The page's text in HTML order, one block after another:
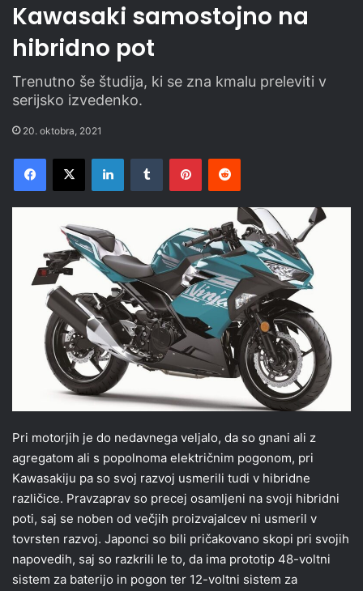
Kawasaki samostojno na
hibridno pot
Trenutno še študija, ki se zna kmalu preleviti v
serijsko izvedenko.
20. oktobra, 2021
Facebook
X LinkedInTumblr PinterestReddit
Pri motorjih je do nedavnega veljalo, da so gnani ali z
agregatom ali s popolnoma električnim pogonom, pri
Kawasakiju pa so svoj razvoj usmerili tudi v hibridne
različice. Pravzaprav so precej osamljeni na svoji hibridni
poti, saj se noben od večjih proizvajalcev ni usmeril v
tovrsten razvoj. Japonci so bili pričakovano skopi pri svojih
napovedih, saj so razkrili le to, da ima prototip 48-voltni
sistem za baterijo in pogon ter 12-voltni sistem za